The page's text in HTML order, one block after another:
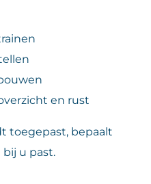
en rust
toegepast, bepaalt
u past.